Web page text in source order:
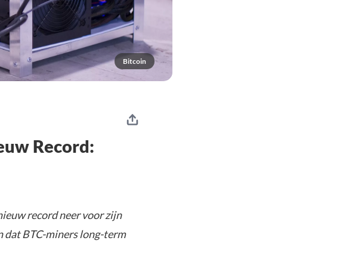
Bitcoin
Record:
record neer voor zijn
dat BTC-miners long-term